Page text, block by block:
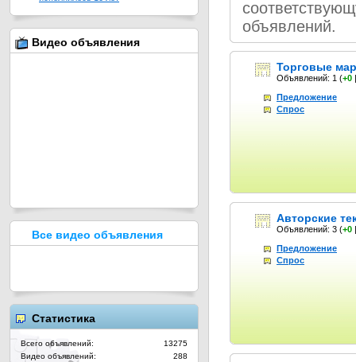
объявлений.
Торговые
Объявлений: 1 (+0
Предложение
Спрос
Авторские
Объявлений: 3 (+0
Предложение
Спрос
Видео объявления
Все видео объявления
Статистика
Всего объявлений:
13275
Видео объявлений:
288